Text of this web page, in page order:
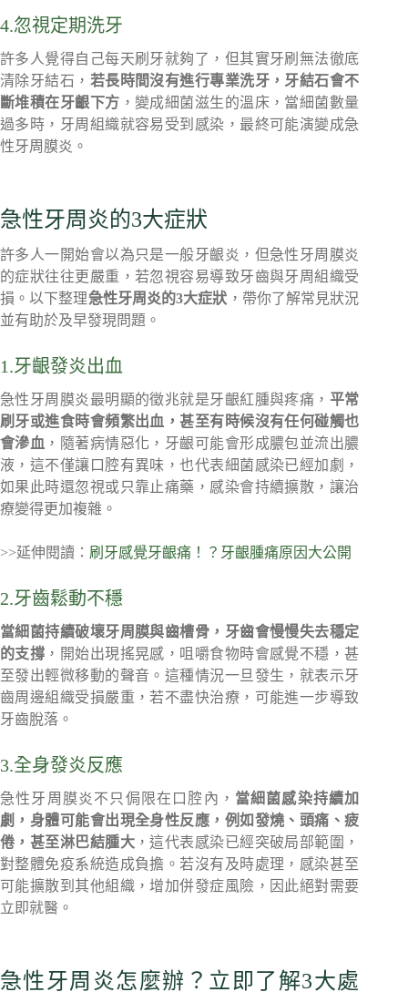
4.忽視定期洗牙
許多人覺得自己每天刷牙就夠了，但其實牙刷無法徹底
清除牙結石， 若長時間沒有進行專業洗牙，牙結石會不
斷堆積在牙齦下方 ，變成細菌滋生的溫床，當細菌數量
過多時，牙周組織就容易受到感染，最終可能演變成急
性牙周膜炎。
急性牙周炎的3大症狀
許多人一開始會以為只是一般牙齦炎，但急性牙周膜炎
的症狀往往更嚴重，若忽視容易導致牙齒與牙周組織受
損。以下整理急性牙周炎的3大症狀 ，帶你了解常見狀況
並有助於及早發現問題。
1.牙齦發炎出血
急性牙周膜炎最明顯的徵兆就是牙齦紅腫與疼痛， 平常
刷牙或進食時會頻繁出血，甚至有時候沒有任何碰觸也
會滲血 ，隨著病情惡化，牙齦可能會形成膿包並流出膿
液，這不僅讓口腔有異味，也代表細菌感染已經加劇，
如果此時還忽視或只靠止痛藥，感染會持續擴散，讓治
療變得更加複雜。
>>延伸閱讀： 刷牙感覺牙齦痛！？牙齦腫痛原因大公開
2.牙齒鬆動不穩
當細菌持續破壞牙周膜與齒槽骨，牙齒會慢慢失去穩定
的支撐 ，開始出現搖晃感，咀嚼食物時會感覺不穩，甚
至發出輕微移動的聲音。這種情況一旦發生，就表示牙
齒周邊組織受損嚴重，若不盡快治療，可能進一步導致
牙齒脫落。
3.全身發炎反應
急性牙周膜炎不只侷限在口腔內， 當細菌感染持續加
劇，身體可能會出現全身性反應，例如發燒、頭痛、疲
倦，甚至淋巴結腫大 ，這代表感染已經突破局部範圍，
對整體免疫系統造成負擔。若沒有及時處理，感染甚至
可能擴散到其他組織，增加併發症風險，因此絕對需要
立即就醫。
急性牙周炎怎麼辦？立即了解3大處